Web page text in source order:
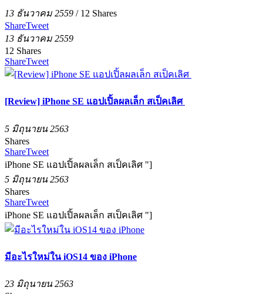
13 ธันวาคม 2559 / 12 Shares
ShareTweet
13 ธันวาคม 2559
12 Shares
ShareTweet
[Review] iPhone SE แอปเปิ้ลผลเล็ก สเป็คเลิศ
5 มิถุนายน 2563
Shares
ShareTweet
iPhone SE แอปเปิ้ลผลเล็ก สเป็คเลิศ "]
5 มิถุนายน 2563
Shares
ShareTweet
iPhone SE แอปเปิ้ลผลเล็ก สเป็คเลิศ "]
มีอะไรใหม่ใน iOS14 ของ iPhone
23 มิถุนายน 2563